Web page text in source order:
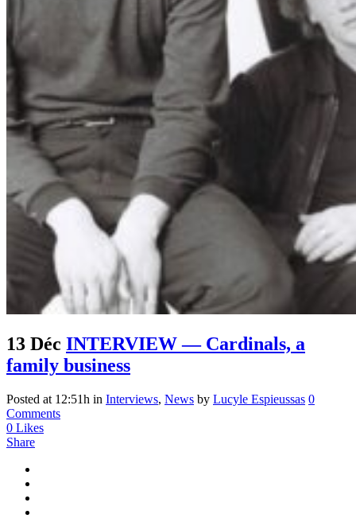
13 Déc INTERVIEW — Cardinals, a
family business
Posted at 12:51h in Interviews, News by Lucyle Espieussas 0
Comments
0 Likes
Share